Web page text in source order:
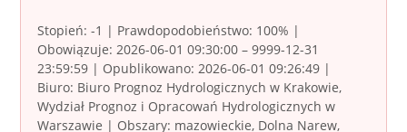
Stopień: -1 | Prawdopodobieństwo: 100% |
Obowiązuje: 2026-06-01 09:30:00 – 9999-12-31
23:59:59 | Opublikowano: 2026-06-01 09:26:49 |
Biuro: Biuro Prognoz Hydrologicznych w Krakowie,
Wydział Prognoz i Opracowań Hydrologicznych w
Warszawie | Obszary: mazowieckie, Dolna Narew,